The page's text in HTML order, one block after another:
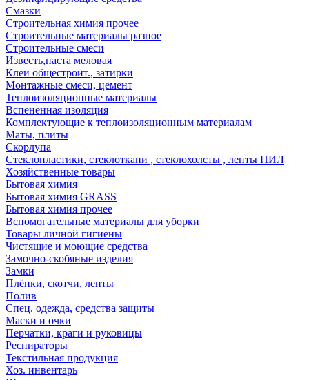
Смазки
Строительная химия прочее
Строительные материалы разное
Строительные смеси
Известь,паста меловая
Клеи общестроит., затирки
Монтажные смеси, цемент
Теплоизоляционные материалы
Вспененная изоляция
Комплектующие к теплоизоляционным материалам
Маты, плиты
Скорлупа
Стеклопластики, стеклоткани , стеклохолсты , ленты ПИЛ
Хозяйственные товары
Бытовая химия
Бытовая химия GRASS
Бытовая химия прочее
Вспомогательные материалы для уборки
Товары личной гигиены
Чистящие и моющие средства
Замочно-скобяные изделия
Замки
Плёнки, скотчи, ленты
Полив
Спец. одежда, средства защиты
Маски и очки
Перчатки, краги и руковицы
Респираторы
Текстильная продукция
Хоз. инвентарь